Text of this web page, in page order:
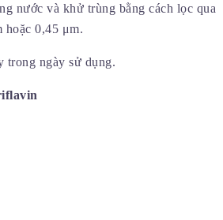
nước và khử trùng bằng cách lọc qua
hoặc 0,45 μm.
trong ngày sử dụng.